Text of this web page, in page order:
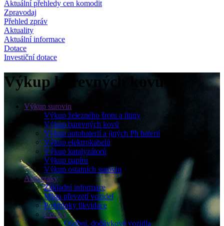
Aktuální přehledy cen komodit
Zpravodaj
Přehled zpráv
Aktuality
Aktuální informace
Dotace
Investiční dotace
Výkup barevných kovů
Výkup surovin
Výkup železného šrotu a litiny
Výkup barevných kovů
Výkup autobaterií a jiných Pb baterií
Výkup elektrokabelů
Výkup katalyzátorů
Výkup papíru
Výkup ostatních surovin
Autovraky
Základní informace
Místa převzetí vozidel
Podmínky likvidace
Ceníky
Osobní, dodávkové vozidla